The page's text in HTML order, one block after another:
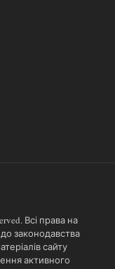
Всі права на
законодавства
сайту
активного